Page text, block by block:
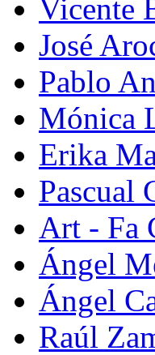
Vicente
José
Pablo
Mónica
Erika
Pascual
Art - Fa
Ángel
Ángel
Raúl